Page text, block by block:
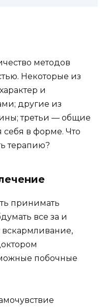
методов
Некоторые из
и
другие из
третьи — общие
в форме. Что
терапию?
принимать
все за и
вскармливание,
побочные